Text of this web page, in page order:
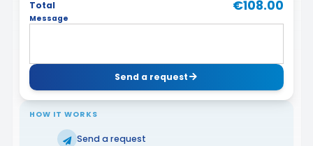
Total
€108.00
Message
Send a request
HOW IT WORKS
Send a request